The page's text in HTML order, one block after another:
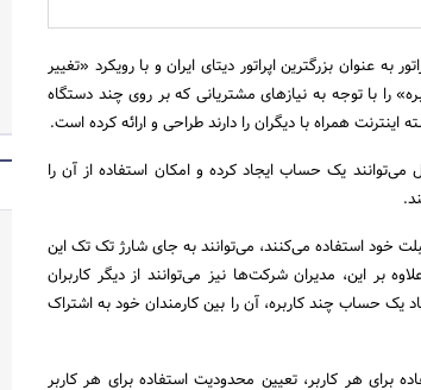
عنوان بزرگترین اپراتور دیتای ایران و با رویکرد «تغییر
را با توجه به نیازهای مشتریانی که بر روی چند دستگاه
همراه با دیگران را دارند طراحی و ارائه کرده است.
یک حساب ایجاد کرده و امکان استفاده از آن را
خود استفاده می‌کنند، می‌توانند به جای شارژ تک تک این
بر این، مدیران شرکت‌ها نیز می‌توانند از دیگر کاربران
یک حساب چند کاربره، آن را بین کارمندان خود به اشتراک
هر کاربر، تعیین محدودیت استفاده برای هر کاربر